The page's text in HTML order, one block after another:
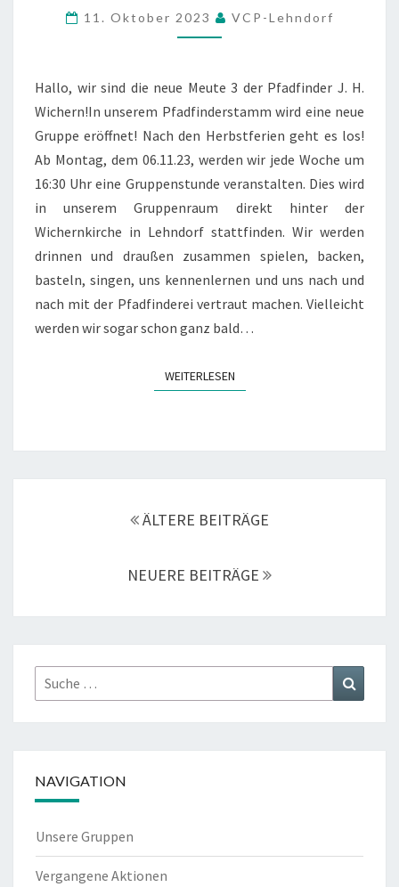
ERÖFFNEN
EINE
GRUPPE
11. Oktober 2023 VCP-Lehndorf
Hallo, wir sind die neue Meute 3 der Pfadfinder J. H.
Wichern!In unserem Pfadfinderstamm wird eine neue
Gruppe eröffnet! Nach den Herbstferien geht es los!
Ab Montag, dem 06.11.23, werden wir jede Woche um
16:30 Uhr eine Gruppenstunde veranstalten. Dies wird
in unserem Gruppenraum direkt hinter der
Wichernkirche in Lehndorf stattfinden. Wir werden
drinnen und draußen zusammen spielen, backen,
basteln, singen, uns kennenlernen und uns nach und
nach mit der Pfadfinderei vertraut machen. Vielleicht
werden wir sogar schon ganz bald…
WEITERLESENWEITERLESEN
ÄLTERE BEITRÄGE
NEUERE BEITRÄGE
Suche
nach:
NAVIGATION
Unsere Gruppen
Vergangene Aktionen